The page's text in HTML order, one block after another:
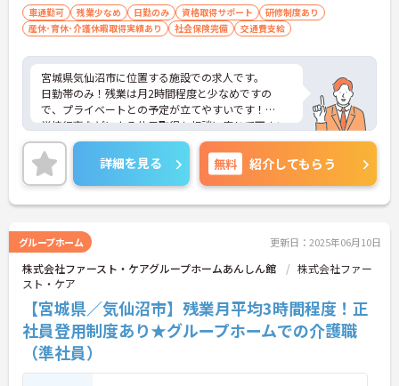
車通勤可 残業少なめ 日勤のみ 資格取得サポート
研修制度あり
産休･育休･介護休暇取得実績あり
社会保険完備 交通費支給
宮城県気仙沼市に位置する施設での求人です。
日勤帯のみ！残業は月2時間程度と少なめですの
で、プライベートとの予定が立てやすいです！
学校行事などによる休日取得も相談に応じて下さい
ます。
ご興味のある方は、お気軽にお問い合わせくださ
い。
詳細を見る 無料 紹介してもらう
グループホーム 更新日：2025年06月10日
株式会社ファースト・ケアグループホームあんしん館
株式会社ファー
スト・ケア
【宮城県／気仙沼市】残業月平均3時間程度！正
社員登用制度あり★グループホームでの介護職
（準社員）